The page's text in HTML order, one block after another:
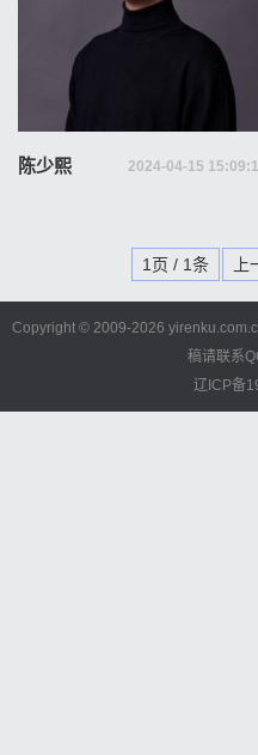
陈少熙 2024-04-15
1页 / 1条 上
Copyright © 2009-2026
稿请联系
辽ICP备